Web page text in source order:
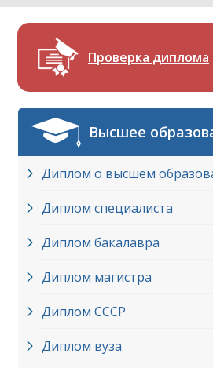
Проверка диплома
Высшее
Диплом о высшем
Диплом специалиста
Диплом бакалавра
Диплом магистра
Диплом СССР
Диплом вуза